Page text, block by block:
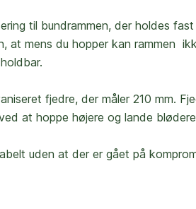
til bundrammen, der holdes
at mens du hopper kan rammen
fjedre, der måler 210 mm.
at hoppe højere og lande
uden at der er gået på